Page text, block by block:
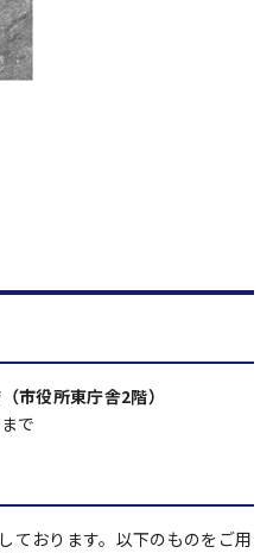
市役所東庁舎2階）
で
ております。以下のものをご用